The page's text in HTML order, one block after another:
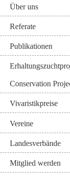
Über uns
Referate
Publikationen
Conservation
Vivaristikpreise
Vereine
Landesverbände
Mitglied werden